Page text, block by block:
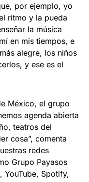
por ejemplo, yo
ritmo y la pueda
la música
en mis tiempos, e
alegre, los niños
y ese es el
México, el grupo
agenda abierta
teatros del
cosa”, comenta
redes
Grupo Payasos
YouTube, Spotify,